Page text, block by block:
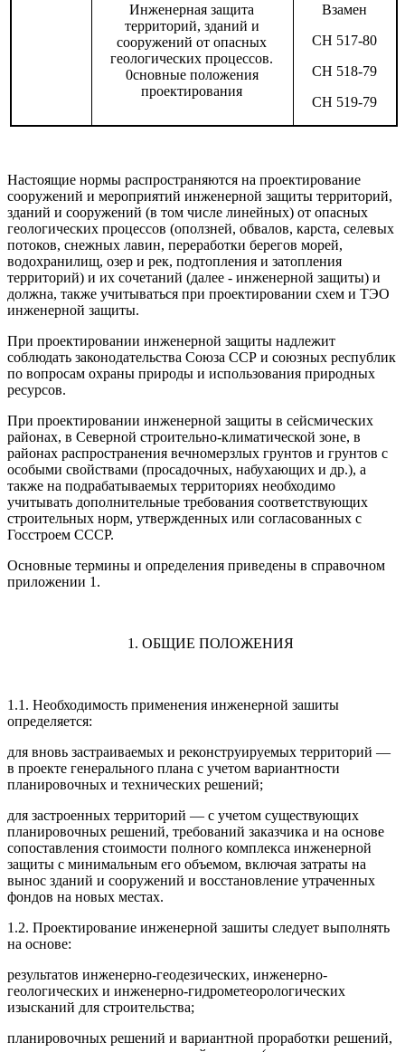
Инженерная защита
территорий, зданий и
сооружений от опасных
геологических про­цессов.
0сновные положения
проектирования
Взамен
СН 517-80
СН 518-79
СН 519-79
Настоящие нормы распространяются на проекти­рование
сооружений и мероприятий инженерной за­щиты территорий,
зданий и сооружений (в том числе линейных) от опасных
геологических процессов (оползней, обвалов, карста, селевых
потоков, снежных лавин, переработки берегов морей,
водохрани­лищ, озер и рек, подтопления и затопления
террито­рий) и их сочетаний (далее - инженерной защиты) и
должна, также учитываться при проектировании схем и ТЭО
инженерной защиты.
При проектировании инженерной защиты надле­жит
соблюдать законодательства Союза ССР и союз­ных республик
по вопросам охраны природы и ис­пользования природных
ресурсов.
При проектировании инженерной защиты в сей­смических
районах, в Северной строительно-климатической зоне, в
районах распространения вечномерзлых грунтов и грунтов с
особыми свойствами (просадочных, набухающих и др.), а
также на под­рабатываемых территориях необходимо
учитывать дополнительные требования соответствующих
стро­ительных норм, утвержденных или согласованных с
Госстроем СССР.
Основные термины и определения приведены в справочном
приложении 1.
1.ОБЩИЕ ПОЛОЖЕНИЯ
1.1. Необходимость применения инженерной за­шиты
определяется:
для вновь застраиваемых и реконструируемых территорий —
в проекте генерального плана с учетом вариантности
планировочных и технических реше­ний;
для застроенных территорий — с учетом сущес­твующих
планировочных решений, требований за­казчика и на основе
сопоставления стоимости пол­ного комплекса инженерной
защиты с минималь­ным его объемом, включая затраты на
вынос зданий и сооружений и восстановление утраченных
фондов на новых местах.
1.2. Проектирование инженерной зашиты следует выполнять
на основе:
результатов инженерно-геодезических, инженер­но-
геологических и инженерно-гидрометеорологи­ческих
изысканий для строительства;
планировочных решений и вариантной прора­ботки решений,